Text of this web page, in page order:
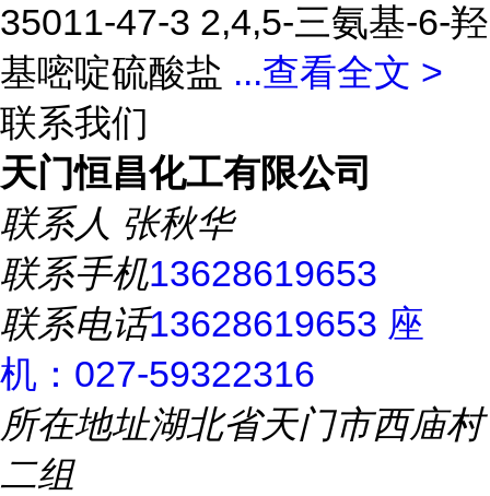
35011-47-3 2,4,5-三氨基-6-羟
基嘧啶硫酸盐 ...查看全文 >
联系我们
天门恒昌化工有限公司
联系人 张秋华
联系手机13628619653
联系电话13628619653 座
机：027-59322316
所在地址湖北省天门市西庙村
二组